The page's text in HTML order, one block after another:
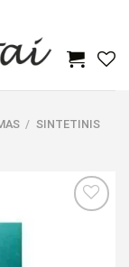
/ SINTETINIS